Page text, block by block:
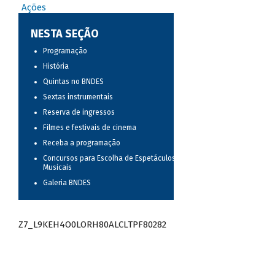
Ações
NESTA SEÇÃO
Programação
História
Quintas no BNDES
Sextas instrumentais
Reserva de ingressos
Filmes e festivais de cinema
Receba a programação
Concursos para Escolha de Espetáculos
Musicais
Galeria BNDES
Z7_L9KEH4O0LORH80ALCLTPF80282